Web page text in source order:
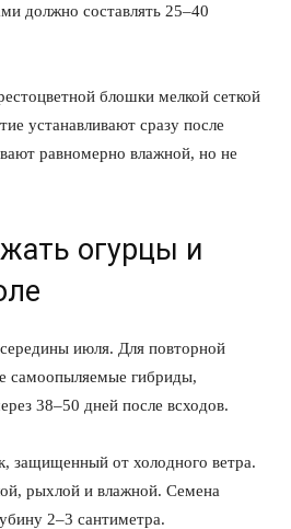
должно составлять 25–40
блошки мелкой сеткой
устанавливают сразу после
равномерно влажной, но не
огурцы и
июля. Для повторной
самоопыляемые гибриды,
38–50 дней после всходов.
защищенный от холодного ветра.
рыхлой и влажной. Семена
2–3 сантиметра.